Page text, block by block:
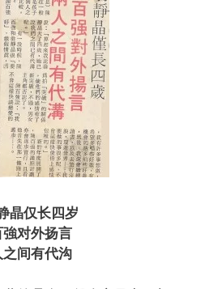
晶仅长四岁
強对外扬言
之间有代沟